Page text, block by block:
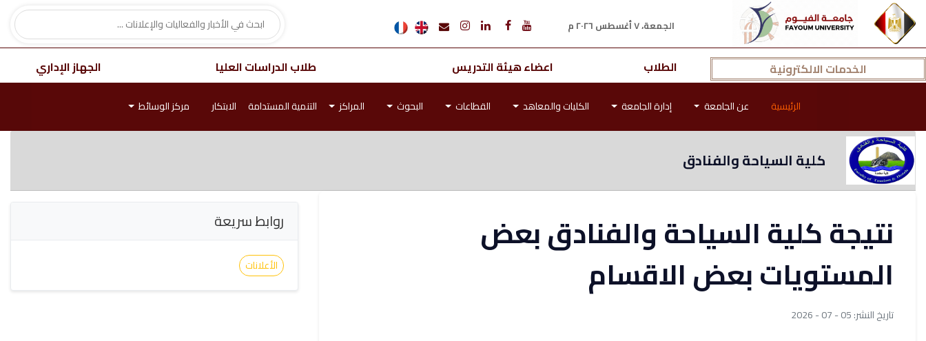
الجمعة، ٧ أغسطس ٢٠٢٦ م
الخدمات الالكترونية الطلاب اعضاء هيئة التدريس طلاب الدراسات العليا الجهاز الإداري
الرئيسية عن الجامعة إدارة الجامعة الكليات والمعاهد القطاعات البحوث المراكز التنمية المستدامة الابتكار مركز الوسائط
كلية السياحة والفنادق
نتيجة كلية السياحة والفنادق بعض
المستويات بعض الاقسام
تاريخ النشر: 05 - 07 - 2026
روابط سريعة
الأعلانات